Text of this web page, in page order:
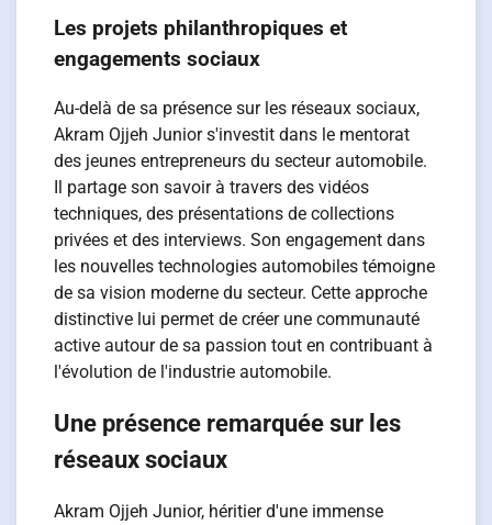
Les projets philanthropiques et
engagements sociaux
Au-delà de sa présence sur les réseaux sociaux,
Akram Ojjeh Junior s'investit dans le mentorat
des jeunes entrepreneurs du secteur automobile.
Il partage son savoir à travers des vidéos
techniques, des présentations de collections
privées et des interviews. Son engagement dans
les nouvelles technologies automobiles témoigne
de sa vision moderne du secteur. Cette approche
distinctive lui permet de créer une communauté
active autour de sa passion tout en contribuant à
l'évolution de l'industrie automobile.
Une présence remarquée sur les
réseaux sociaux
Akram Ojjeh Junior, héritier d'une immense